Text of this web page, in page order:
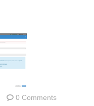
0 Comments